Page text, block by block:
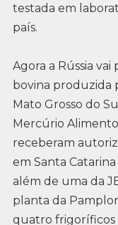
testada em
país.
Agora a Rússia
bovina produzida
Mato Grosso do
Mercúrio
receberam
em Santa
além de uma da
planta da
quatro frigoríficos